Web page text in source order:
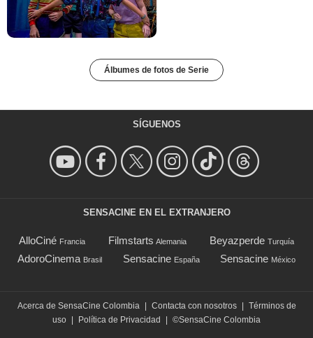
Álbumes de fotos de Serie
SÍGUENOS
SENSACINE EN EL EXTRANJERO
AlloCiné Francia Filmstarts Alemania Beyazperde Turquía
AdoroCinema Brasil Sensacine España Sensacine México
Acerca de SensaCine Colombia Contacta con nosotros
Términos de
uso
Política de Privacidad ©SensaCine Colombia